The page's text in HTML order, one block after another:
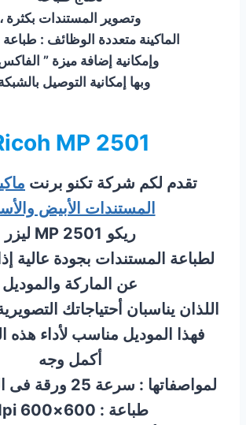
وتصوير المستندات بكثرة ،
الماكينة متعددة الوظائف : طباعة
وإمكانية إضافة ميزة ”
وبها إمكانية التوصيل
MP 2501
تقدم لكم شركة تكنو برنت
المستندات الأبيض
ريكو MP 2501 ليزر
لطباعة المستندات بجودة عالية
عن الماركة والموديل
اللذان يناسبان أحتياجاتك
فهذا الموديل مناسب لأداء هذه
أكمل وجه
لمواصفاتها : سرعة
طباعة : 600×600 dpi